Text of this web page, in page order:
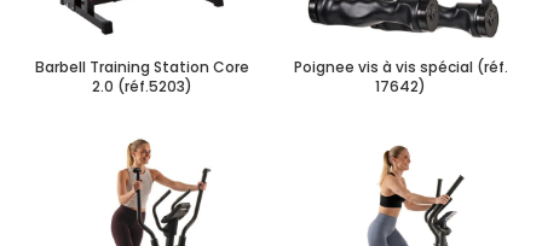
Barbell Training Station Core
2.0 (réf.5203)
Poignee vis à vis spécial (réf.
17642)